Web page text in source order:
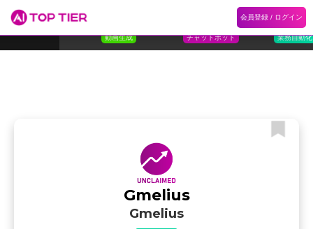
会員登録 / ログイン
ランキング
動画生成 チャットボット
3
Flokzu
業務自動化
Gmelius
Gmelius
ホーム 記事